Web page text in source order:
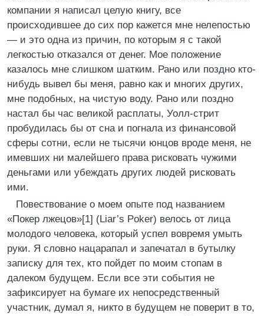
компании я написал целую книгу, все
происходившее до сих пор кажется мне нелепостью
— и это одна из причин, по которым я с такой
легкостью отказался от денег. Мое положение
казалось мне слишком шатким. Рано или поздно кто-
нибудь вывел бы меня, равно как и многих других,
мне подобных, на чистую воду. Рано или поздно
настал бы час великой расплаты, Уолл-стрит
пробудилась бы от сна и погнала из финансовой
сферы сотни, если не тысячи юнцов вроде меня, не
имевших ни малейшего права рисковать чужими
деньгами или убеждать других людей рисковать
ими.
Повествование о моем опыте под названием
«Покер лжецов»[1] (Liar’s Poker) велось от лица
молодого человека, который успел вовремя умыть
руки. Я словно нацарапал и запечатал в бутылку
записку для тех, кто пойдет по моим стопам в
далеком будущем. Если все эти события не
зафиксирует на бумаге их непосредственный
участник, думал я, никто в будущем не поверит в то,